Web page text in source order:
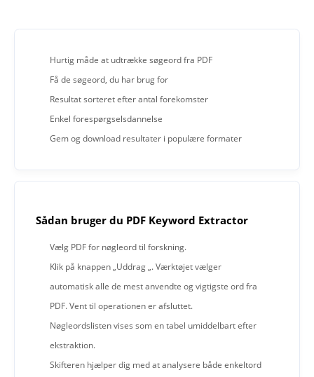
Hurtig måde at udtrække søgeord fra PDF
Få de søgeord, du har brug for
Resultat sorteret efter antal forekomster
Enkel forespørgselsdannelse
Gem og download resultater i populære formater
Sådan bruger du PDF Keyword Extractor
Vælg PDF for nøgleord til forskning.
Klik på knappen „Uddrag „. Værktøjet vælger
automatisk alle de mest anvendte og vigtigste ord fra
PDF. Vent til operationen er afsluttet.
Nøgleordslisten vises som en tabel umiddelbart efter
ekstraktion.
Skifteren hjælper dig med at analysere både enkeltord